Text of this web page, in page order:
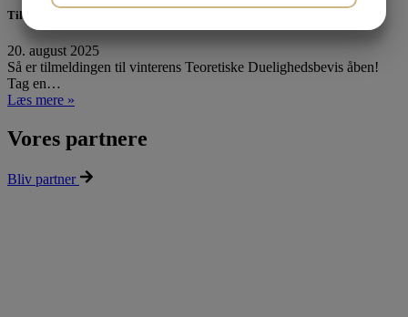
Tilmelding til teoretisk duelighedsbevis er åben
20. august 2025
Så er tilmeldingen til vinterens Teoretiske Duelighedsbevis åben!
Tag en…
Læs mere »
Vores partnere
Bliv partner